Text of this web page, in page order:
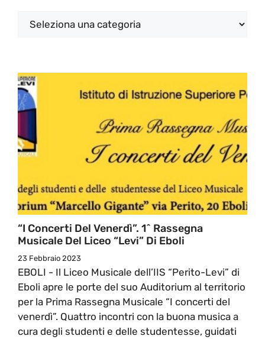
Categorie
“I Concerti Del Venerdì”. 1^ Rassegna
Musicale Del Liceo “Levi” Di Eboli
23 Febbraio 2023
EBOLI - Il Liceo Musicale dell’IIS “Perito-Levi” di
Eboli apre le porte del suo Auditorium al territorio
per la Prima Rassegna Musicale “I concerti del
venerdì”. Quattro incontri con la buona musica a
cura degli studenti e delle studentesse, guidati